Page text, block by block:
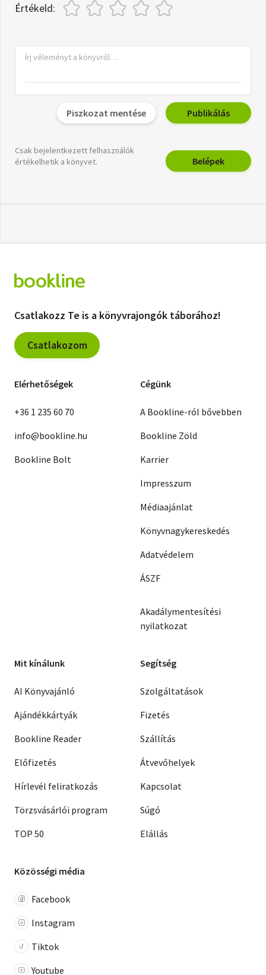
Értékeld:
Piszkozat mentése Publikálás
Csak bejelentkezett felhasználók
értékelhetik a könyvet.
Belépek
Csatlakozz Te is a könyvrajongók táborához!
Csatlakozom
Elérhetőségek
+36 1 235 60 70
info@bookline.hu
Bookline Bolt
Cégünk
A Bookline-ról bővebben
Bookline Zöld
Karrier
Impresszum
Médiaajánlat
Könyvnagykereskedés
Adatvédelem
ÁSZF
Akadálymentesítési
nyilatkozat
Mit kínálunk
AI Könyvajánló
Ajándékkártyák
Bookline Reader
Előfizetés
Hírlevél feliratkozás
Törzsvásárlói program
TOP 50
Segítség
Szolgáltatások
Fizetés
Szállítás
Átvevőhelyek
Kapcsolat
Súgó
Elállás
Közösségi média
Facebook
Instagram
Tiktok
Youtube